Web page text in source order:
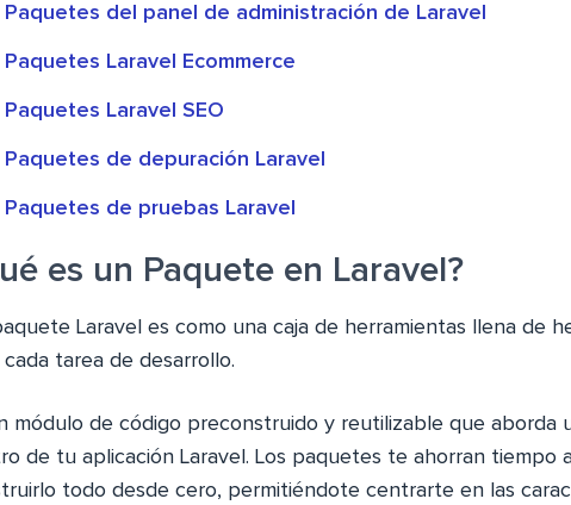
Paquetes del panel de administración de Laravel
Paquetes Laravel Ecommerce
Paquetes Laravel SEO
Paquetes de depuración Laravel
Paquetes de pruebas Laravel
es un Paquete en Laravel?
Laravel es como una caja de herramientas llena de
cada tarea de desarrollo.
módulo de código preconstruido y reutilizable que aborda
de tu aplicación Laravel. Los paquetes te ahorran tiempo
todo desde cero, permitiéndote centrarte en las